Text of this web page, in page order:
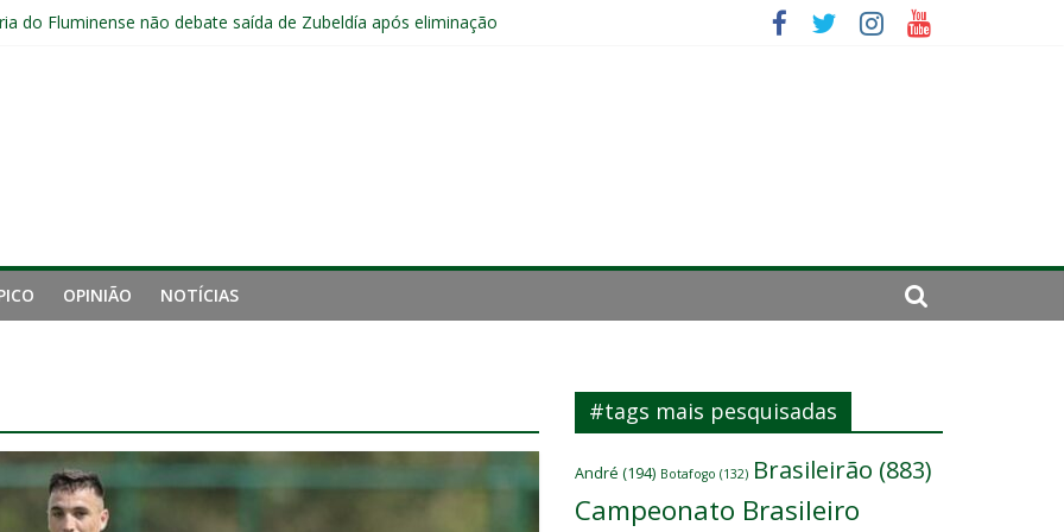
do Fluminense não debate saída de Zubeldía após eliminação
de Zubeldía e o risco de jogar o ano do Flu no lixo
sem vencer após eliminação para o Vasco
OPINIÃO NOTÍCIAS
#tags mais pesquisadas
André (194) Botafogo (132) Brasileirão (883)
Campeonato Brasileiro